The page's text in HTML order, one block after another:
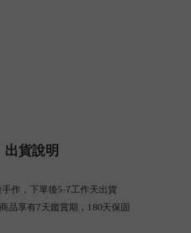
出貨說明
作，下單後5-7工作天出貨
品享有7天鑑賞期，180天保固